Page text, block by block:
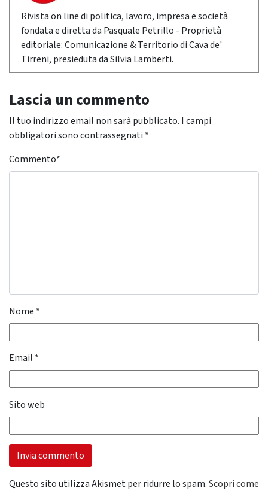
Rivista on line di politica, lavoro, impresa e società
fondata e diretta da Pasquale Petrillo - Proprietà
editoriale: Comunicazione & Territorio di Cava de'
Tirreni, presieduta da Silvia Lamberti.
Lascia un commento
Il tuo indirizzo email non sarà pubblicato. I campi
obbligatori sono contrassegnati *
Commento*
Nome *
Email *
Sito web
Questo sito utilizza Akismet per ridurre lo spam.Scopri come